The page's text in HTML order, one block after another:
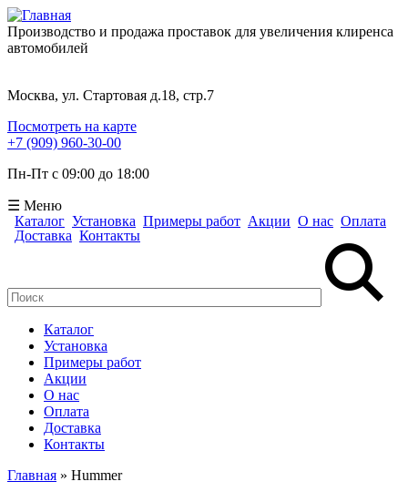
Производство и продажа проставок для увеличения клиренса
автомобилей
Москва, ул. Стартовая д.18, стр.7
Посмотреть на карте
+7 (909) 960-30-00
Пн-Пт с 09:00 до 18:00
☰ Меню
Каталог Установка Примеры работ Акции О нас Оплата
Доставка Контакты
Каталог
Установка
Примеры работ
Акции
О нас
Оплата
Доставка
Контакты
Главная » Hummer